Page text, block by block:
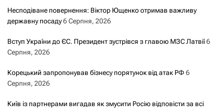
Несподіване повернення: Віктор Ющенко отримав важливу
державну посаду6 Серпня, 2026
Вступ України до ЄС. Президент зустрівся з главою МЗС Латвії6
Серпня, 2026
Корецький запропонував бізнесу порятунок від атак РФ6
Серпня, 2026
Київ із партнерами вигадав як змусити Росію відповісти за всі